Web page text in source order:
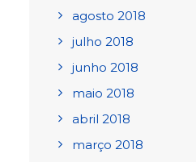
agosto 2018
julho 2018
junho 2018
maio 2018
abril 2018
março 2018